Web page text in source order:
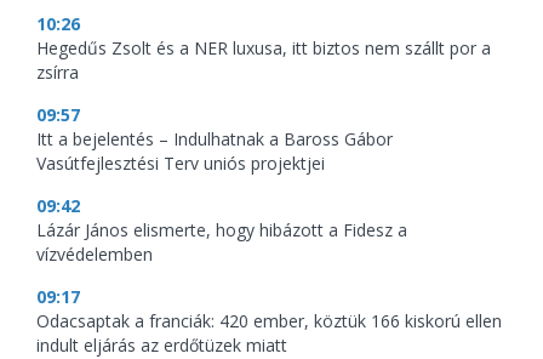
10:26
Hegedűs Zsolt és a NER luxusa, itt biztos nem szállt por a
zsírra
09:57
Itt a bejelentés – Indulhatnak a Baross Gábor
Vasútfejlesztési Terv uniós projektjei
09:42
Lázár János elismerte, hogy hibázott a Fidesz a
vízvédelemben
09:17
Odacsaptak a franciák: 420 ember, köztük 166 kiskorú ellen
indult eljárás az erdőtüzek miatt